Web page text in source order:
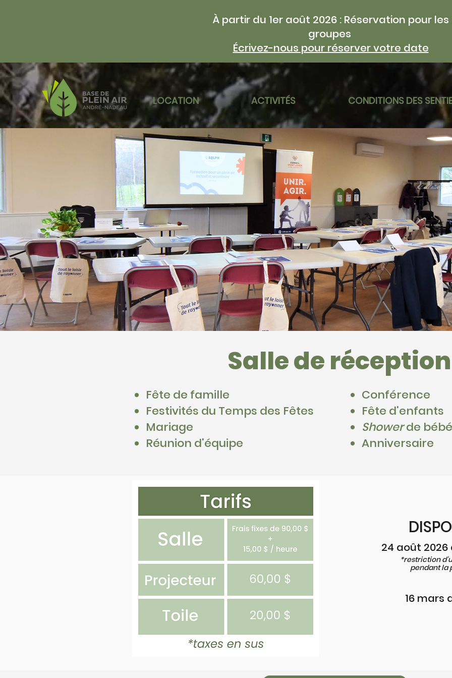
À partir du 1er août 2026 : Réservation pour les
groupes
Écrivez-nous pour réserver votre date
LOCATION ACTIVITÉS CONDITIONS DES
Salle de réception
Fête de famille
Festivités du Temps des Fêtes
​Mariage
Réunion d'équipe
Conférence
Fête d'enfants
Showerde bébé
Anniversaire
24 août
*restriction
pendant la
16 mars